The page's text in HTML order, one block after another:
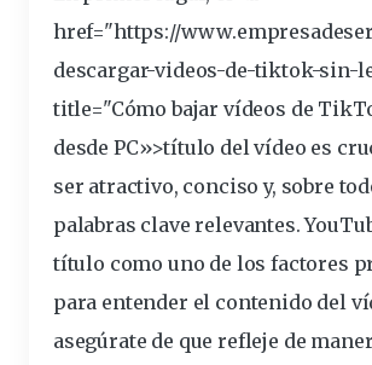
href="https://
descargar-videos-de-tiktok-sin-
title="Cómo bajar vídeos de
desde PC»>título del vídeo es
ser atractivo, conciso y, sobre
palabras claverelevantes.
título como uno de los factores
para entender el contenido del
asegúrate de que refleje de